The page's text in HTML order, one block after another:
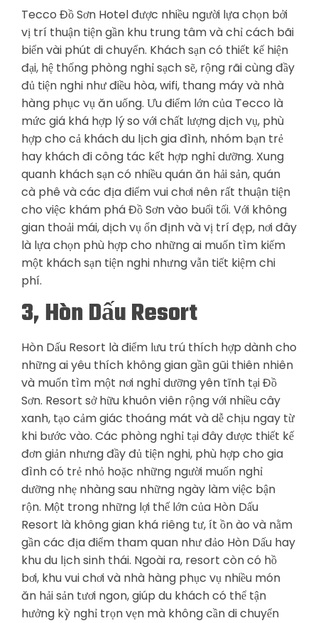
Tecco Đồ Sơn Hotel được nhiều người lựa chọn bởi
vị trí thuận tiện gần khu trung tâm và chỉ cách bãi
biển vài phút di chuyển. Khách sạn có thiết kế hiện
đại, hệ thống phòng nghỉ sạch sẽ, rộng rãi cùng đầy
đủ tiện nghi như điều hòa, wifi, thang máy và nhà
hàng phục vụ ăn uống. Ưu điểm lớn của Tecco là
mức giá khá hợp lý so với chất lượng dịch vụ, phù
hợp cho cả khách du lịch gia đình, nhóm bạn trẻ
hay khách đi công tác kết hợp nghỉ dưỡng. Xung
quanh khách sạn có nhiều quán ăn hải sản, quán
cà phê và các địa điểm vui chơi nên rất thuận tiện
cho việc khám phá Đồ Sơn vào buổi tối. Với không
gian thoải mái, dịch vụ ổn định và vị trí đẹp, nơi đây
là lựa chọn phù hợp cho những ai muốn tìm kiếm
một khách sạn tiện nghi nhưng vẫn tiết kiệm chi
phí.
3, Hòn Dấu Resort
Hòn Dấu Resort là điểm lưu trú thích hợp dành cho
những ai yêu thích không gian gần gũi thiên nhiên
và muốn tìm một nơi nghỉ dưỡng yên tĩnh tại Đồ
Sơn. Resort sở hữu khuôn viên rộng với nhiều cây
xanh, tạo cảm giác thoáng mát và dễ chịu ngay từ
khi bước vào. Các phòng nghỉ tại đây được thiết kế
đơn giản nhưng đầy đủ tiện nghi, phù hợp cho gia
đình có trẻ nhỏ hoặc những người muốn nghỉ
dưỡng nhẹ nhàng sau những ngày làm việc bận
rộn. Một trong những lợi thế lớn của Hòn Dấu
Resort là không gian khá riêng tư, ít ồn ào và nằm
gần các địa điểm tham quan như đảo Hòn Dấu hay
khu du lịch sinh thái. Ngoài ra, resort còn có hồ
bơi, khu vui chơi và nhà hàng phục vụ nhiều món
ăn hải sản tươi ngon, giúp du khách có thể tận
hưởng kỳ nghỉ trọn vẹn mà không cần di chuyển